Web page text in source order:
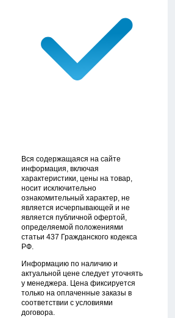
Вся содержащаяся на сайте
информация, включая
характеристики, цены на товар,
носит исключительно
ознакомительный характер, не
является исчерпывающей и не
является публичной офертой,
определяемой положениями
статьи 437 Гражданского кодекса
РФ.
Информацию по наличию и
актуальной цене следует уточнять
у менеджера. Цена фиксируется
только на оплаченные заказы в
соответствии с условиями
договора.